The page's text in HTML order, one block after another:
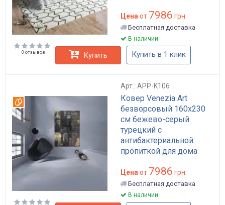
K120
Цена от 7986 грн.
Бесплатная доставка
В наличии
0 отзывов Купить Купить в 1 клик
Арт.: APP-K106
Ковер Venezia Art
безворсовый 160x230
см бежево-серый
турецкий с
антибактериальной
пропиткой для дома
K106
Вотерпруф
Цена от 7986 грн.
Бесплатная доставка
В наличии